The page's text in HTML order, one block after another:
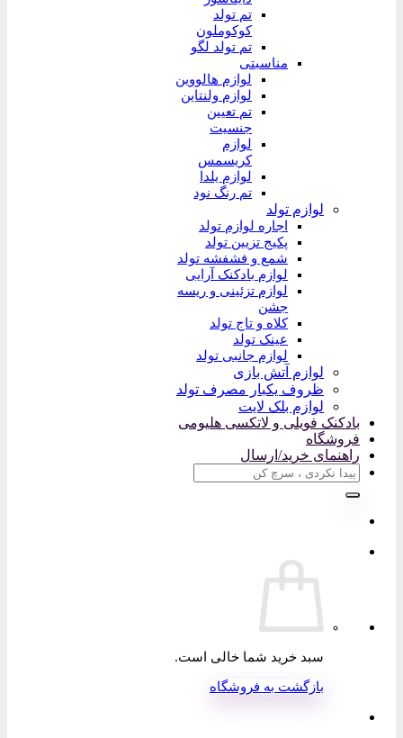
تم تولد
کوکوملون
تم تولد لگو
مناسبتی
لوازم هالووین
لوازم ولنتاین
تم تعیین
جنسیت
لوازم
کریسمس
لوازم یلدا
تم رنگ نود
لوازم تولد
اجاره لوازم تولد
پکیج تزیین تولد
شمع و فشفشه تولد
لوازم بادکنک آرایی
لوازم تزئینی و ریسه
جشن
کلاه و تاج تولد
عینک تولد
لوازم جانبی تولد
لوازم آتش بازی
ظروف یکبار مصرف تولد
لوازم بلک لایت
بادکنک فویلی و لاتکسی هلیومی
فروشگاه
راهنمای خرید/ارسال
جستجو
سبد خرید شما خالی است.
بازگشت به فروشگاه